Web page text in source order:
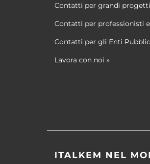
Contatti per grandi progetti
Contatti per professionisti
Contatti per gli Enti
Lavora con noi »
ITALKEM NEL